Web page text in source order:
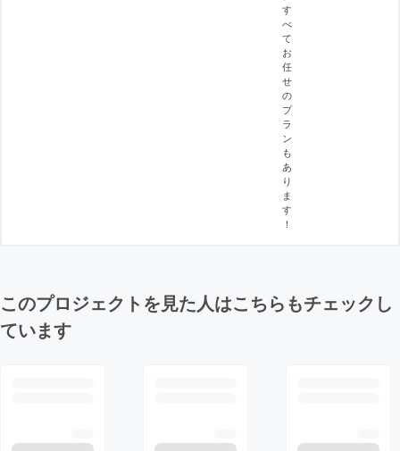
す
べ
て
お
任
せ
の
プ
ラ
ン
も
あ
り
ま
す
！
このプロジェクトを見た人はこちらもチェックし
ています